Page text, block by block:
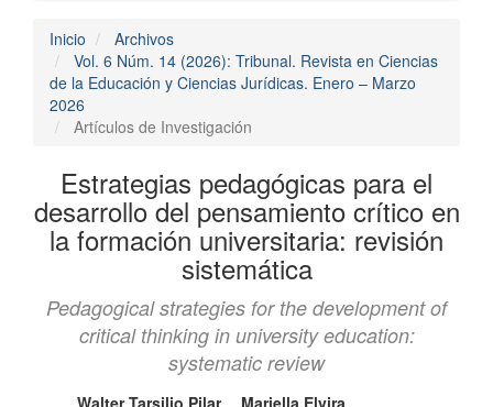
Inicio
Archivos
Vol. 6 Núm. 14 (2026): Tribunal. Revista en Ciencias
de la Educación y Ciencias Jurídicas. Enero – Marzo
2026
Artículos de Investigación
Estrategias pedagógicas para el
desarrollo del pensamiento crítico en
la formación universitaria: revisión
sistemática
Pedagogical strategies for the development of
critical thinking in university education:
systematic review